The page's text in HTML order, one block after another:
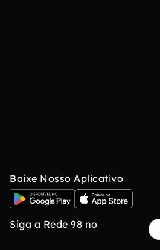
Baixe Nosso Aplicativo
Siga a Rede 98 no